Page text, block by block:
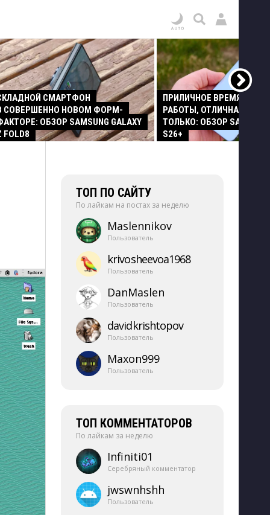
СМАРТФОН
СОВЕРШЕННО НОВОМ ФОРМ-
ОБЗОР SAMSUNG GALAXY
FOLD8
ПРИЛИЧНОЕ ВРЕМЯ
РАБОТЫ, ОТЛИЧНАЯ
ТОЛЬКО: ОБЗОР SAMSUNG
S26+
ТОП ПО САЙТУ
По лайкам на постах за неделю
Maslennikov
Пользователь
krivosheevoa1968
Пользователь
DanMaslen
Пользователь
davidkrishtopov
Пользователь
Maxon999
Пользователь
ТОП КОММЕНТАТОРОВ
По лайкам за неделю
Infiniti01
Серебряный комментатор
jwswnhshh
Пользователь